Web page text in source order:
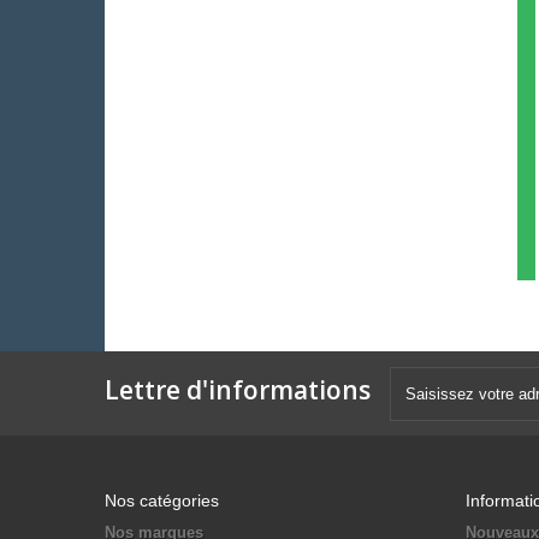
Lettre d'informations
Nos catégories
Nos marques